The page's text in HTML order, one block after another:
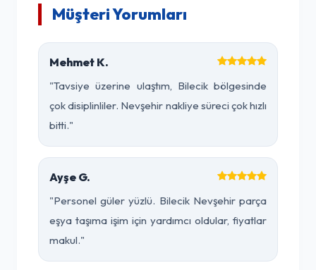
Müşteri Yorumları
Mehmet K.
"Tavsiye üzerine ulaştım, Bilecik bölgesinde
çok disiplinliler. Nevşehir nakliye süreci çok hızlı
bitti."
Ayşe G.
"Personel güler yüzlü. Bilecik Nevşehir parça
eşya taşıma işim için yardımcı oldular, fiyatlar
makul."